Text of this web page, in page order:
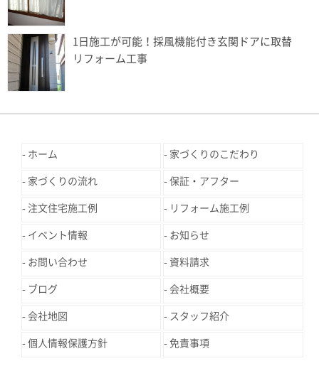
1日施工が可能！採風機能付き玄関ドアに取替
リフォーム工事
ホーム 家づくりのこだわり
家づくりの流れ 保証・アフター
注文住宅施工例 リフォーム施工例
イベント情報 お知らせ
お問い合わせ 資料請求
ブログ 会社概要
会社地図 スタッフ紹介
個人情報保護方針 免責事項